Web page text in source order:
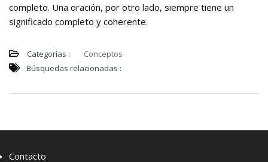
completo. Una oración, por otro lado, siempre tiene un
significado completo y coherente.
Categorías :
Conceptos
Búsquedas relacionadas :
Contacto